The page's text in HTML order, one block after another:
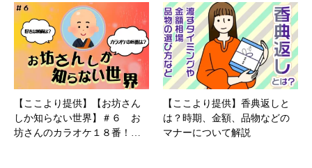
【ここより提供】【お坊さん
しか知らない世界】＃６ お
坊さんのカラオケ１８番！…
【ここより提供】香典返しと
は？時期、金額、品物などの
マナーについて解説